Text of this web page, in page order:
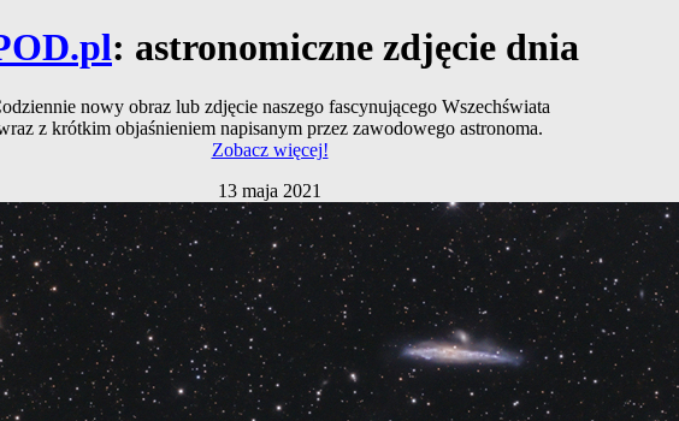
: astronomiczne zdjęcie dnia
nowy obraz lub zdjęcie naszego fascynującego Wszechświata
z krótkim objaśnieniem napisanym przez zawodowego astronoma.
Zobacz więcej!
13 maja 2021